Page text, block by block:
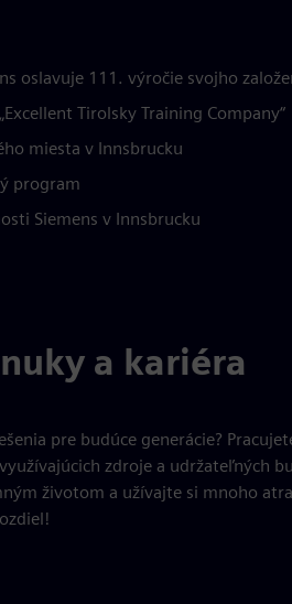
oslavuje 111. výročie svojho
Tirolsky Training Company“
miesta v Innsbrucku
program
Siemens v Innsbrucku
a kariéra
pre budúce generácie?
zdroje a udržateľných
životom a užívajte si mnoho